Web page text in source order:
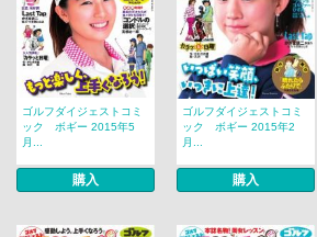
ゴルフダイジェストコミ
ック ボギー 2015年5
月...
購入
ゴルフダイジェストコミ
ック ボギー 2015年2
月...
購入